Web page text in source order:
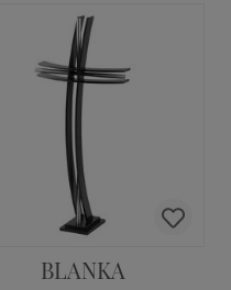
BLANKA